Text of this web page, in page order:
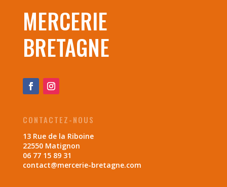
MERCERIE
BRETAGNE
CONTACTEZ-NOUS
13 Rue de la Riboine
22550 Matignon
06 77 15 89 31
contact@mercerie-bretagne.com